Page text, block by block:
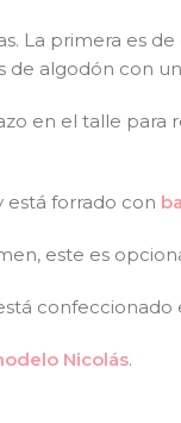
La primera es
de algodón con
en el talle
está forrado con
este es
confeccionado
Nicolás.